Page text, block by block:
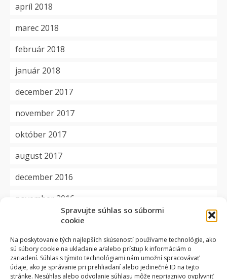
Spravujte súhlas so súbormi
cookie
Na poskytovanie tých najlepších skúseností používame technológie, ako
sú súbory cookie na ukladanie a/alebo prístup k informáciám o
zariadení. Súhlas s týmito technológiami nám umožní spracovávať
údaje, ako je správanie pri prehliadaní alebo jedinečné ID na tejto
stránke. Nesúhlas alebo odvolanie súhlasu môže nepriaznivo ovplyvniť
apríl 2018
marec 2018
február 2018
január 2018
december 2017
november 2017
október 2017
august 2017
december 2016
november 2016
aktuality
dôležité